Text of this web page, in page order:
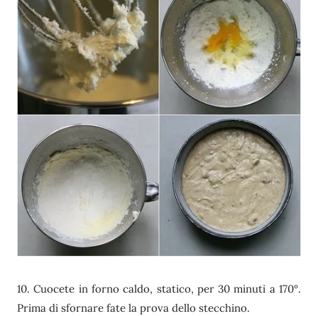
10. Cuocete in forno caldo, statico, per 30 minuti a 170°.
Prima di sfornare fate la prova dello stecchino.